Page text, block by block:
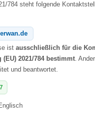
784 steht folgende
ist ausschließlich für die
2021/784 bestimmt.
und beantwortet.